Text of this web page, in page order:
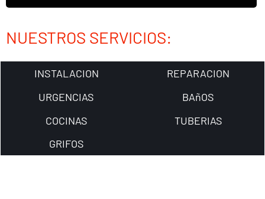
NUESTROS SERVICIOS:
INSTALACION
REPARACION
URGENCIAS
BAñOS
COCINAS
TUBERIAS
GRIFOS